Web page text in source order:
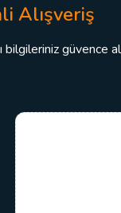
Alışveriş
bilgileriniz güvence